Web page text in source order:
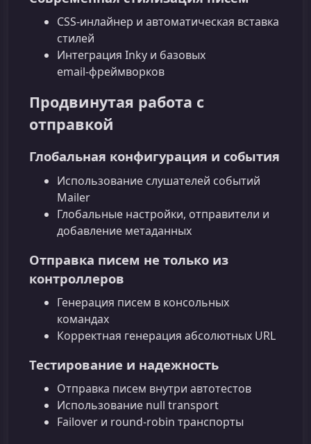
CSS-инлайнер и автоматическая вставка
стилей
Интеграция Inky и базовых
email‑фреймворков
Продвинутая работа с
отправкой
Глобальная конфигурация и события
Использование слушателей событий
Mailer
Глобальные настройки, отправители и
добавление метаданных
Отправка писем не только из
контроллеров
Генерация писем в консольных
командах
Корректная генерация абсолютных URL
Тестирование и надежность
Отправка писем внутри автотестов
Использование null transport
Failover и round‑robin транспорты